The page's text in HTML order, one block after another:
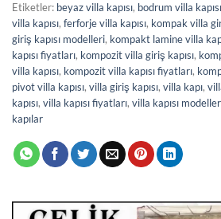
Etiketler: beyaz villa kapısı, bodrum villa kapısı
villa kapısı, ferforje villa kapısı, kompak villa
giriş kapısı modelleri, kompakt lamine villa
kapısı fiyatları, kompozit villa giriş kapısı,
villa kapısı, kompozit villa kapısı fiyatları,
pivot villa kapısı, villa giriş kapısı, villa kapı,
kapısı, villa kapısı fiyatları, villa kapısı
kapılar